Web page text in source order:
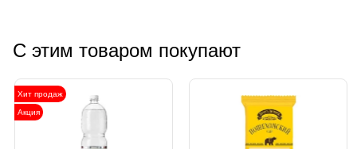
С этим товаром покупают
Хит продаж
Акция